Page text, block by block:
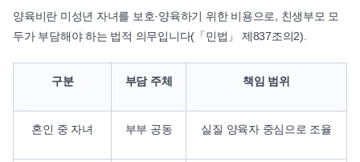
양육비란 미성년 자녀를 보호·양육하기 위한 비용으로, 친생부모 모
두가 부담해야 하는 법적 의무입니다(「민법」 제837조의2).
구분 부담 주체 책임 범위
혼인 중 자녀 부부 공동 실질 양육자 중심으로 조율